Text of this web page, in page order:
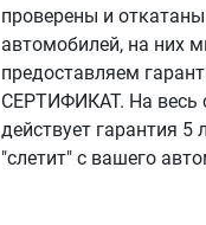
проверены и
автомобилей, на них
предоставляем
СЕРТИФИКАТ. На весь
действует гарантия 5
"слетит" с вашего